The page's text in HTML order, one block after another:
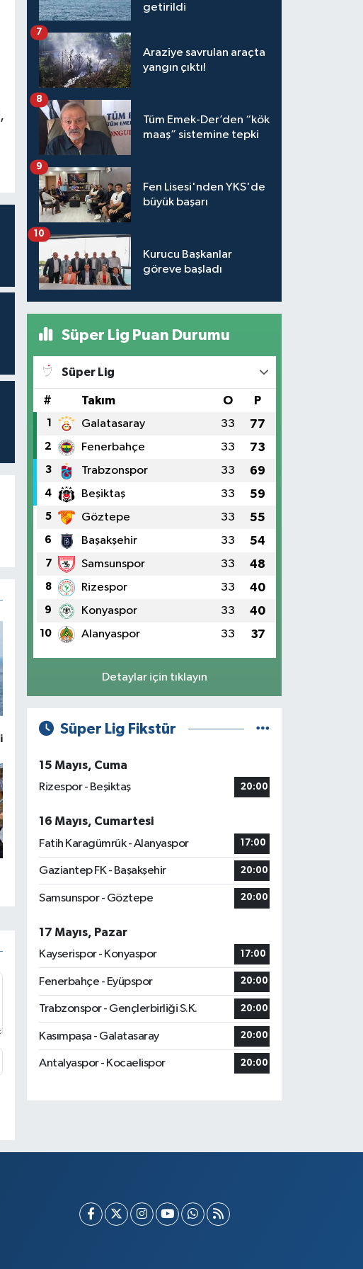
getirildi
Araziye savrulan araçta
yangın çıktı!
7
Tüm Emek-Der’den “kök
maaş” sistemine tepki
8
Fen Lisesi'nden YKS'de
büyük başarı
9
Kurucu Başkanlar
göreve başladı
10
Süper Lig Puan Durumu
Süper Lig
# Takım O P
1 Galatasaray 33 77
2 Fenerbahçe 33 73
3 Trabzonspor 33 69
4 Beşiktaş 33 59
5 Göztepe 33 55
6 Başakşehir 33 54
7 Samsunspor 33 48
8 Rizespor 33 40
9 Konyaspor 33 40
10 Alanyaspor 33 37
Detaylar için tıklayın
Süper Lig Fikstür
15 Mayıs, Cuma
Rizespor - Beşiktaş
20:00
16 Mayıs, Cumartesi
Fatih Karagümrük - Alanyaspor
17:00
Gaziantep FK - Başakşehir 20:00
Samsunspor - Göztepe 20:00
17 Mayıs, Pazar
Kayserispor - Konyaspor
17:00
Fenerbahçe - Eyüpspor 20:00
Trabzonspor - Gençlerbirliği S.K. 20:00
Kasımpaşa - Galatasaray 20:00
Antalyaspor - Kocaelispor 20:00